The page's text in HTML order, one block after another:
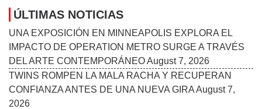
ÚLTIMAS NOTICIAS
UNA EXPOSICIÓN EN MINNEAPOLIS EXPLORA EL
IMPACTO DE OPERATION METRO SURGE A TRAVÉS
DEL ARTE CONTEMPORÁNEOAugust 7, 2026
TWINS ROMPEN LA MALA RACHA Y RECUPERAN
CONFIANZA ANTES DE UNA NUEVA GIRAAugust 7,
2026